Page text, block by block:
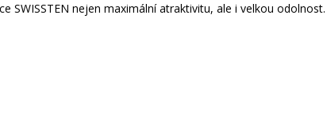
SWISSTEN nejen maximální atraktivitu, ale i velkou odolnost.